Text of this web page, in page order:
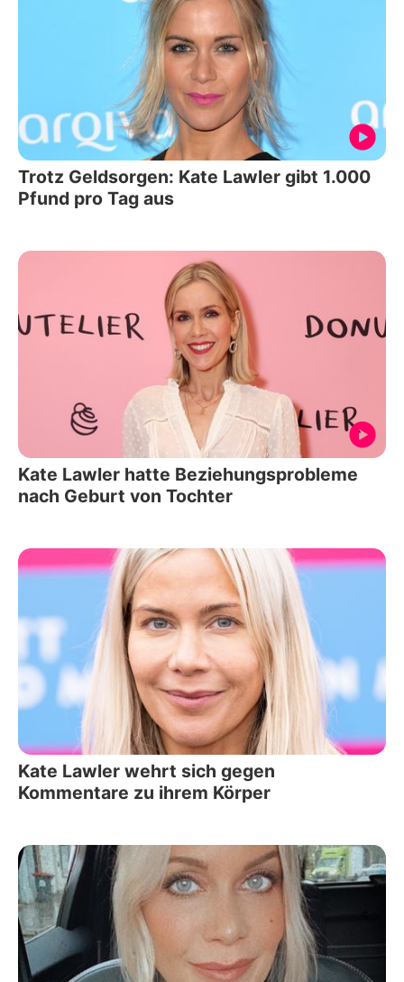
Trotz Geldsorgen: Kate Lawler gibt 1.000
Pfund pro Tag aus
Kate Lawler hatte Beziehungsprobleme
nach Geburt von Tochter
Kate Lawler wehrt sich gegen
Kommentare zu ihrem Körper